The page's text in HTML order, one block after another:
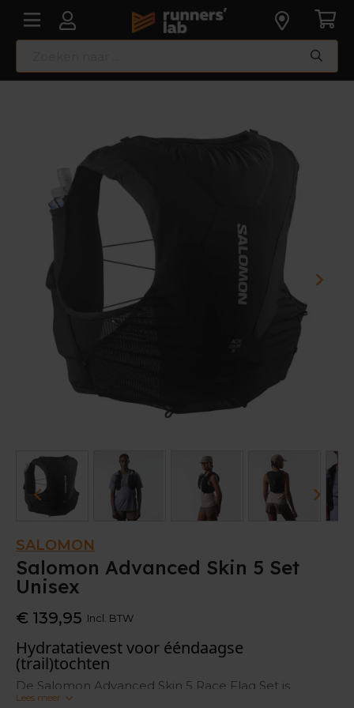
SALOMON
Salomon Advanced Skin 5 Set
Unisex
€ 139,95 Incl. BTW
Hydratatievest voor ééndaagse
(trail)tochten
De Salomon Advanced Skin 5 Race Flag Set is
geschikt voor iedereen die zich aan een een tocht of
Lees meer